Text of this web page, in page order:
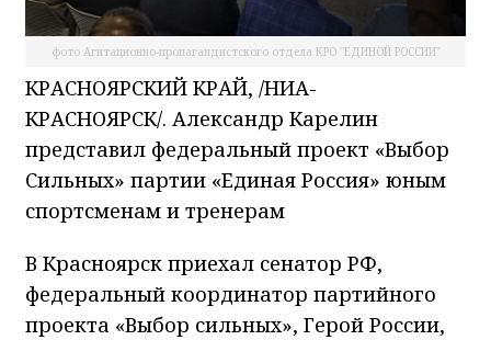
фото Агитационно-пропагандистского отдела КРО "ЕДИНОЙ РОССИИ"
КРАСНОЯРСКИЙ КРАЙ, /НИА-
КРАСНОЯРСК/. Александр Карелин
представил федеральный проект «Выбор
Сильных» партии «Единая Россия» юным
спортсменам и тренерам
В Красноярск приехал сенатор РФ,
федеральный координатор партийного
проекта «Выбор сильных», Герой России,